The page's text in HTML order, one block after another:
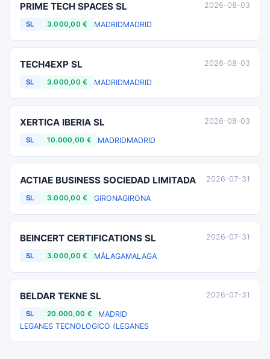
PRIME TECH SPACES SL
SL 3.000,00 € MADRIDMADRID
2026-08-03
TECH4EXP SL
SL 3.000,00 € MADRIDMADRID
2026-08-03
XERTICA IBERIA SL
SL 10.000,00 € MADRIDMADRID
2026-08-03
ACTIAE BUSINESS SOCIEDAD LIMITADA
SL 3.000,00 € GIRONAGIRONA
2026-07-31
BEINCERT CERTIFICATIONS SL
SL 3.000,00 € MÁLAGAMALAGA
2026-07-31
BELDAR TEKNE SL
SL 20.000,00 €
MADRID
LEGANES TECNOLOGICO (LEGANES
2026-07-31